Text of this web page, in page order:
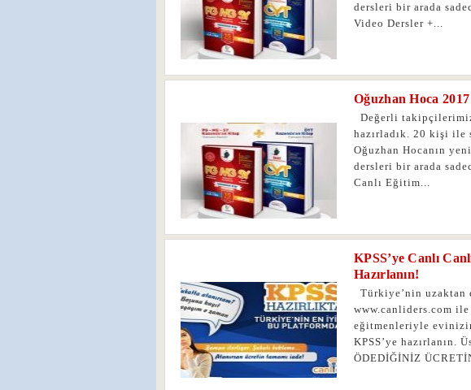
dersleri bir arada
Video Dersler +...
Oğuzhan Hoca
Değerli
hazırladık. 20 kişi ile
Oğuzhan Hocanın
dersleri bir arada
Canlı Eğitim...
KPSS’ye Canlı
Hazırlanın!
Türkiye’nin uzaktan
www.canliders.com
eğitmenleriyle
KPSS’ye hazırlanın.
ÖDEDİĞİNİZ